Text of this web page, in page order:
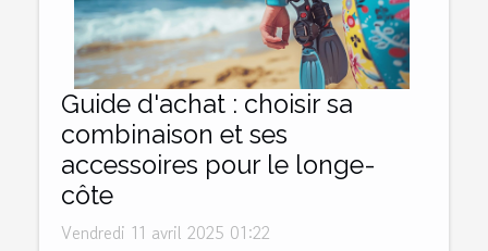
Guide d'achat : choisir sa
combinaison et ses
accessoires pour le longe-
côte
Vendredi 11 avril 2025 01:22